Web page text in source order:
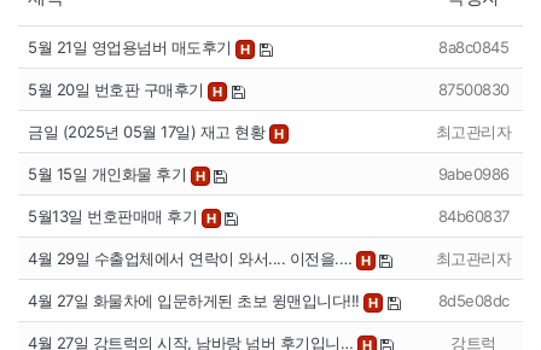
5월 21일 영업용넘버 매도후기 H 8a8c0845
5월 20일 번호판 구매후기 H 87500830
금일 (2025년 05월 17일) 재고 현황 H 최고관리자
5월 15일 개인화물 후기 H 9abe0986
5월13일 번호판매매 후기 H 84b60837
4월 29일 수출업체에서 연락이 와서.... 이전을.… H 최고관리자
4월 27일 화물차에 입문하게된 초보 윙맨입니다!!! H 8d5e08dc
4월 27일 강트럭의 시작, 남바랑 넘버 후기입니… H 강트럭